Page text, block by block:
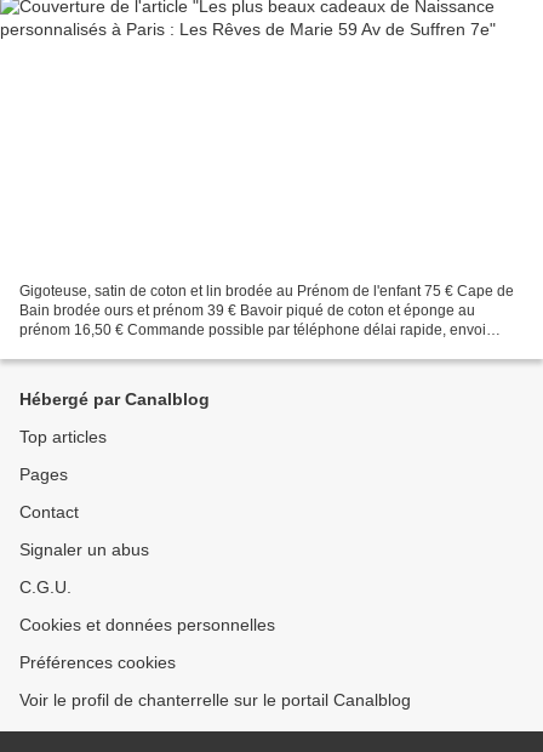
Gigoteuse, satin de coton et lin brodée au Prénom de l'enfant 75 € Cape de
Bain brodée ours et prénom 39 € Bavoir piqué de coton et éponge au
prénom 16,50 € Commande possible par téléphone délai rapide, envoi
Hébergé par Canalblog
Top articles
Pages
Contact
Signaler un abus
C.G.U.
Cookies et données personnelles
Préférences cookies
Voir le profil de chanterrelle sur le portail Canalblog